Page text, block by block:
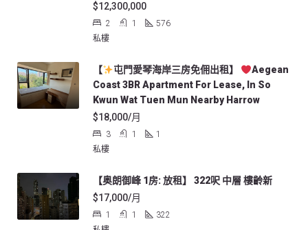
$12,300,000
2 1
576
私樓
【 屯門愛琴海岸三房免佣出租】
Aegean
Coast 3BR Apartment For Lease, In So
Kwun Wat Tuen Mun Nearby Harrow
$18,000/月
3 1
1
私樓
【奥朗御峰 1房: 放租】 322呎 中層 樓齡新
$17,000/月
1 1
322